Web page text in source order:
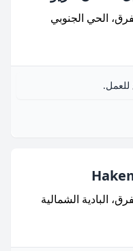
الحي الجنوبي
البادية الشمالية